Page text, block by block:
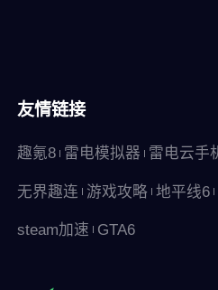
友情链接
趣氪8 雷电模拟器 雷电云手
无界趣连 游戏攻略 地平线6
steam加速 GTA6